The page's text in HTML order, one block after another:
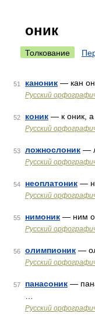
оник
Толкование
51 каноник — кан
Русский
52 коник — к оник, а
Русский
53 ложнослоник —
Русский
54 неоплатоник —
Русский
55 нимоник — ним
Русский
56 олимпионик —
Русский
57 панасоник —
Русский